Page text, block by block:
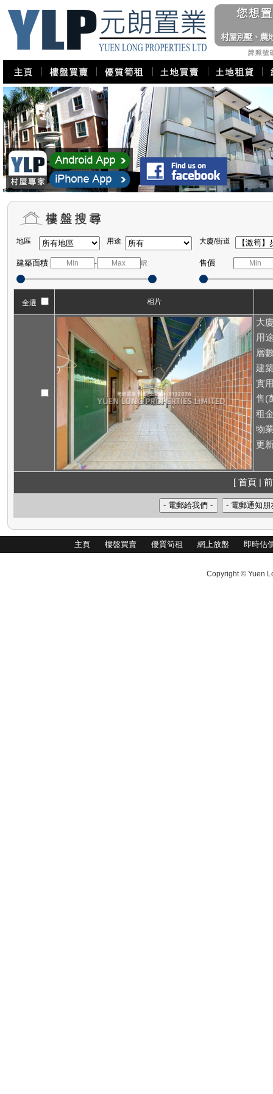
地區 用途 大廈/街道
建築面積 - 呎 售價
全選 相片
大
用
層
建
實
售(
租
物
更
[ 首頁 |
主頁 樓盤買賣 優質筍租 網上放盤 即時估
Copyright © Yuen